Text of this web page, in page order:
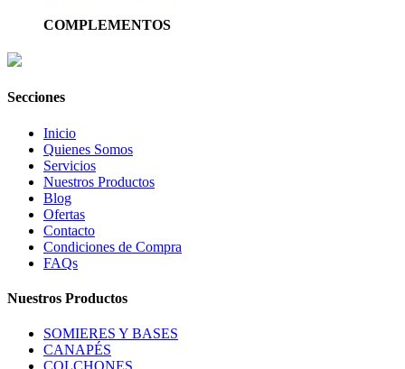
COMPLEMENTOS
Secciones
Inicio
Quienes Somos
Servicios
Nuestros Productos
Blog
Ofertas
Contacto
Condiciones de Compra
FAQs
Nuestros Productos
SOMIERES Y BASES
CANAPÉS
COLCHONES